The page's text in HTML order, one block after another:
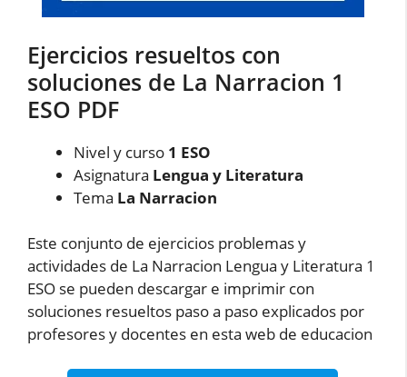
Ejercicios resueltos con
soluciones de La Narracion 1
ESO PDF
Nivel y curso 1 ESO
Asignatura Lengua y Literatura
Tema La Narracion
Este conjunto de ejercicios problemas y
actividades de La Narracion Lengua y Literatura 1
ESO se pueden descargar e imprimir con
soluciones resueltos paso a paso explicados por
profesores y docentes en esta web de educacion